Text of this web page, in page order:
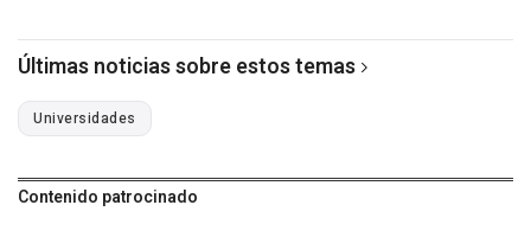
Últimas noticias sobre estos temas
Universidades
Contenido patrocinado